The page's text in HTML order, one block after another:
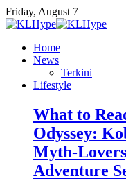
Friday, August 7
Home
News
Terkini
Lifestyle
What to
Odyssey:
Myth-
Adventure